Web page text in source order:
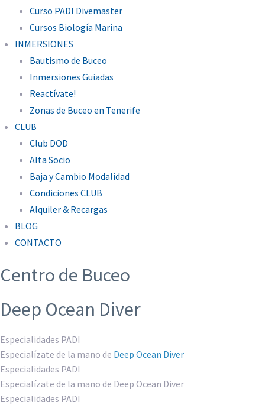
Curso PADI Divemaster
Cursos Biología Marina
INMERSIONES
Bautismo de Buceo
Inmersiones Guiadas
Reactívate!
Zonas de Buceo en Tenerife
CLUB
Club DOD
Alta Socio
Baja y Cambio Modalidad
Condiciones CLUB
Alquiler & Recargas
BLOG
CONTACTO
Centro de Buceo
Deep Ocean Diver
Especialidades PADI
Especialízate de la mano de Deep Ocean Diver
Especialidades PADI
Especialízate de la mano de Deep Ocean Diver
Especialidades PADI